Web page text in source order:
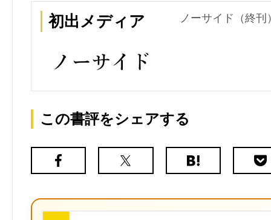
初出メディア ノーサイド（終
この書評をシェアする
Facebook
X（旧
は